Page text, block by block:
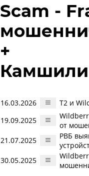
Scam -
+
16.03.2026
T2 и
19.09.2025
от
21.07.2025
РВБ
30.05.2025